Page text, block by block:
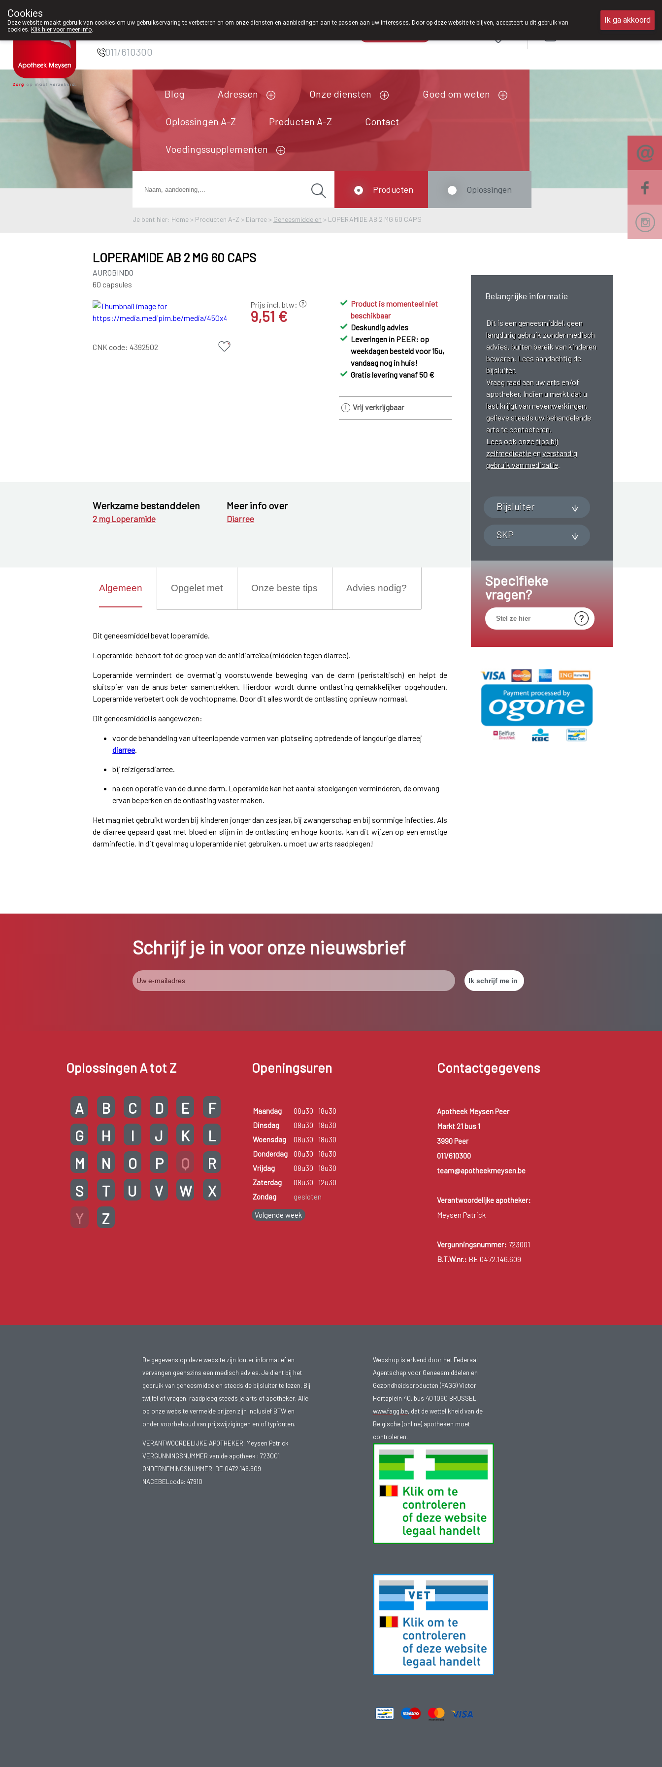
Apotheek Meysen
011/610300
Blog Adressen Onze diensten Goed om weten
Oplossingen A-Z Producten A-Z Contact
Voedingssupplementen
Je bent hier: Home > Producten A-Z > Diarree > Geneesmiddelen > LOPERAMIDE AB 2 MG 60 CAPS
Producten Oplossingen
LOPERAMIDE AB 2 MG 60 CAPS
AUROBINDO
60 capsules
Prijs incl. btw:
9,51 €
CNK code:4392502
Product is momenteel niet
beschikbaar
Deskundig advies
Leveringen in PEER: op
weekdagen besteld voor 15u,
vandaag nog in huis!
Gratis levering vanaf 50 €
Vrij verkrijgbaar
Belangrijke informatie
Dit is een geneesmiddel, geen
langdurig gebruik zonder medisch
advies, buiten bereik van kinderen
bewaren. Lees aandachtig de
bijsluiter.
Vraag raad aan uw arts en/of
apotheker. Indien u merkt dat u
last krijgt van nevenwerkingen,
gelieve steeds uw behandelende
arts te contacteren.
Lees ook onzetips bij
zelfmedicatieenverstandig
gebruik van medicatie.
Bijsluiter
SKP
Specifieke
vragen?
Werkzame bestanddelen
2 mg Loperamide
Meer info over
Diarree
Algemeen Opgelet met Onze beste tips Advies nodig?
Dit geneesmiddel bevat loperamide.
Loperamide behoort tot de groep van de antidiarreïca (middelen tegen diarree).
Loperamide vermindert de overmatig voorstuwende beweging van de darm (peristaltisch) en helpt de
sluitspier van de anus beter samentrekken. Hierdoor wordt dunne ontlasting gemakkelijker opgehouden.
Loperamide verbetert ook de vochtopname. Door dit alles wordt de ontlasting opnieuw normaal.
Dit geneesmiddel is aangewezen:
voor de behandeling van uiteenlopende vormen van plotseling optredende of langdurige diarreej
diarree.
bij reizigersdiarree.
na een operatie van de dunne darm. Loperamide kan het aantal stoelgangen verminderen, de omvang
ervan beperken en de ontlasting vaster maken.
Het mag niet gebruikt worden bij kinderen jonger dan zes jaar, bij zwangerschap en bij sommige infecties. Als
de diarree gepaard gaat met bloed en slijm in de ontlasting en hoge koorts, kan dit wijzen op een ernstige
darminfectie. In dit geval mag u loperamide niet gebruiken, u moet uw arts raadplegen!
Schrijf je in voor onze nieuwsbrief
Oplossingen A tot Z
A B C D E
F
G
H I J K
L
M
N O P Q
R
S
T U V W
X
Y
Z
Openingsuren
Maandag 08u30
18u30
Dinsdag
08u30
18u30
Woensdag
08u30
18u30
Donderdag
08u30
18u30
Vrijdag
08u30
18u30
Zaterdag
08u30
12u30
Zondag
gesloten
Volgende week
Contactgegevens
Apotheek Meysen Peer
Markt 21 bus 1
3990 Peer
011/610300
team@apotheekmeysen.be
Verantwoordelijke apotheker:
Meysen Patrick
Vergunningsnummer: 723001
B.T.W.nr.: BE 0472.146.609
De gegevens op deze website zijn louter informatief en
vervangen geenszins een medisch advies. Je dient bij het
gebruik van geneesmiddelen steeds de bijsluiter te lezen. Bij
twijfel of vragen, raadpleeg steeds je arts of apotheker. Alle
op onze website vermelde prijzen zijn inclusief BTW en
onder voorbehoud van prijswijzigingen en of typfouten.
VERANTWOORDELIJKE APOTHEKER: Meysen Patrick
VERGUNNINGSNUMMER van de apotheek : 723001
ONDERNEMINGSNUMMER: BE 0472.146.609
NACEBELcode: 47910
Webshop is erkend door het Federaal
Agentschap voor Geneesmiddelen en
Gezondheidsproducten (FAGG) Victor
Hortaplein 40, bus 40 1060 BRUSSEL,
www.fagg.be, dat de wettelikheid van de
Belgische (online) apotheken moet
controleren.
Cookies
Deze website maakt gebruik van cookies om uw gebruikservaring te verbeteren en om onze diensten en aanbiedingen aan te passen aan uw interesses. Door op deze website te blijven, accepteert u dit gebruik van
cookies. Klik hier voor meer info.
Ik ga akkoord